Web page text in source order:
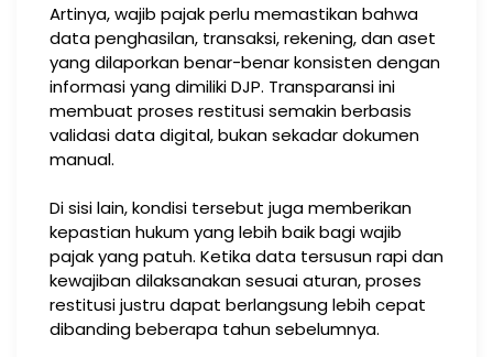
Artinya, wajib pajak perlu memastikan bahwa
data penghasilan, transaksi, rekening, dan aset
yang dilaporkan benar-benar konsisten dengan
informasi yang dimiliki DJP. Transparansi ini
membuat proses restitusi semakin berbasis
validasi data digital, bukan sekadar dokumen
manual.
Di sisi lain, kondisi tersebut juga memberikan
kepastian hukum yang lebih baik bagi wajib
pajak yang patuh. Ketika data tersusun rapi dan
kewajiban dilaksanakan sesuai aturan, proses
restitusi justru dapat berlangsung lebih cepat
dibanding beberapa tahun sebelumnya.